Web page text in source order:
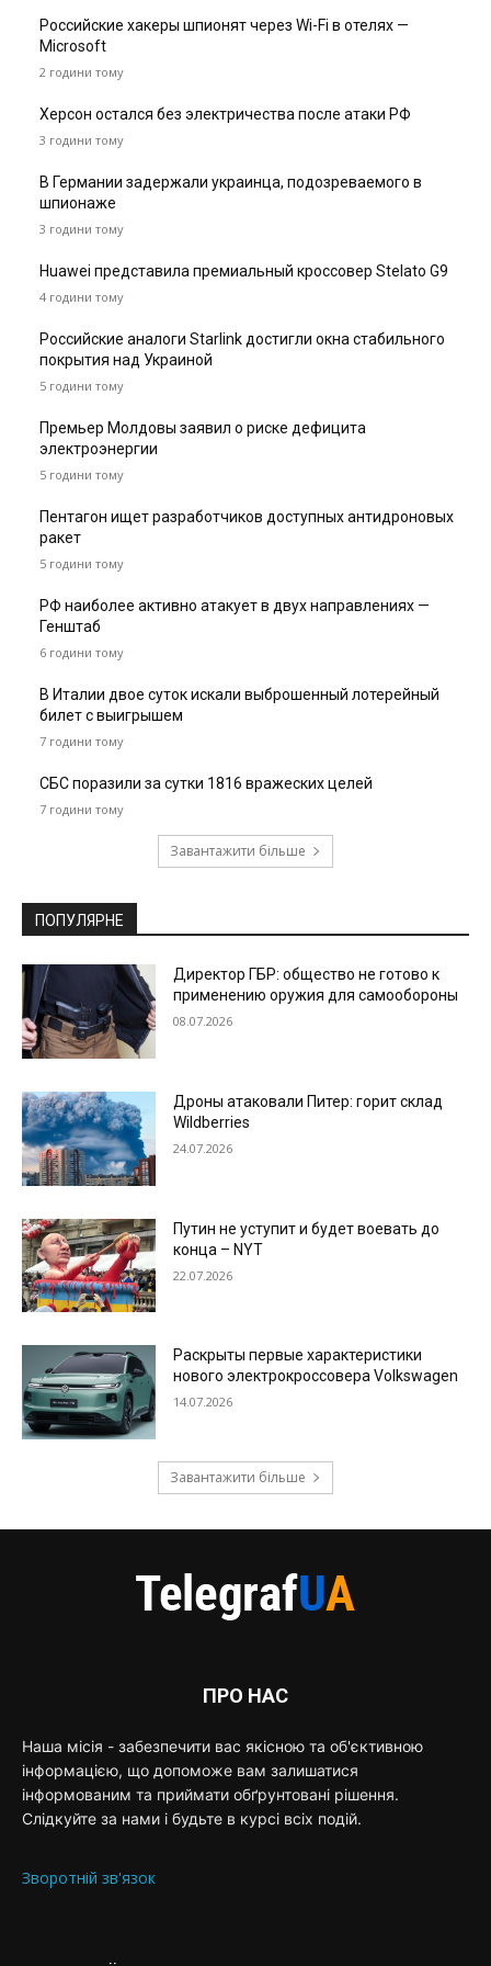
Российские хакеры шпионят через Wi-Fi в отелях —
Microsoft
2 години тому
Херсон остался без электричества после атаки РФ
3 години тому
В Германии задержали украинца, подозреваемого в
шпионаже
3 години тому
Huawei представила премиальный кроссовер Stelato G9
4 години тому
Российские аналоги Starlink достигли окна стабильного
покрытия над Украиной
5 години тому
Премьер Молдовы заявил о риске дефицита
электроэнергии
5 години тому
Пентагон ищет разработчиков доступных антидроновых
ракет
5 години тому
РФ наиболее активно атакует в двух направлениях —
Генштаб
6 години тому
В Италии двое суток искали выброшенный лотерейный
билет с выигрышем
7 години тому
СБС поразили за сутки 1816 вражеских целей
7 години тому
Завантажити більше
ПОПУЛЯРНЕ
Директор ГБР: общество не готово к
применению оружия для самообороны
08.07.2026
Дроны атаковали Питер: горит склад
Wildberries
24.07.2026
Путин не уступит и будет воевать до
конца – NYT
22.07.2026
Раскрыты первые характеристики
нового электрокроссовера Volkswagen
14.07.2026
Завантажити більше
ПРО НАС
Наша місія - забезпечити вас якісною та об'єктивною
інформацією, що допоможе вам залишатися
інформованим та приймати обґрунтовані рішення.
Слідкуйте за нами і будьте в курсі всіх подій.
Зворотній зв'язок